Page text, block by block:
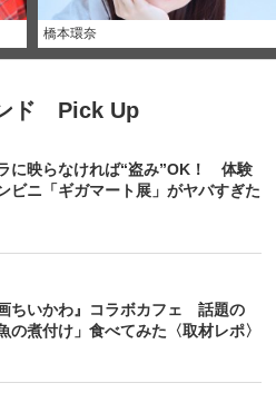
橋本環奈
ド Pick Up
に映らなければ“盗み”OK！ 体験
ビニ「ギガマート展」がヤバすぎた
画ちいかわ』コラボカフェ 話題の
の煮付け」食べてみた〈取材レポ〉